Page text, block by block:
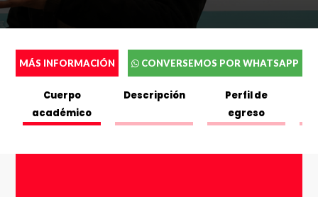
MÁS INFORMACIÓN CONVERSEMOS POR WHATSAPP
Cuerpo
académico
Descripción
Perfil de
egreso
Completa el siguente formulario y puedes
ver o descargar el folleto.
Nombres*
Completa el siguente formulario y nos pondremos en